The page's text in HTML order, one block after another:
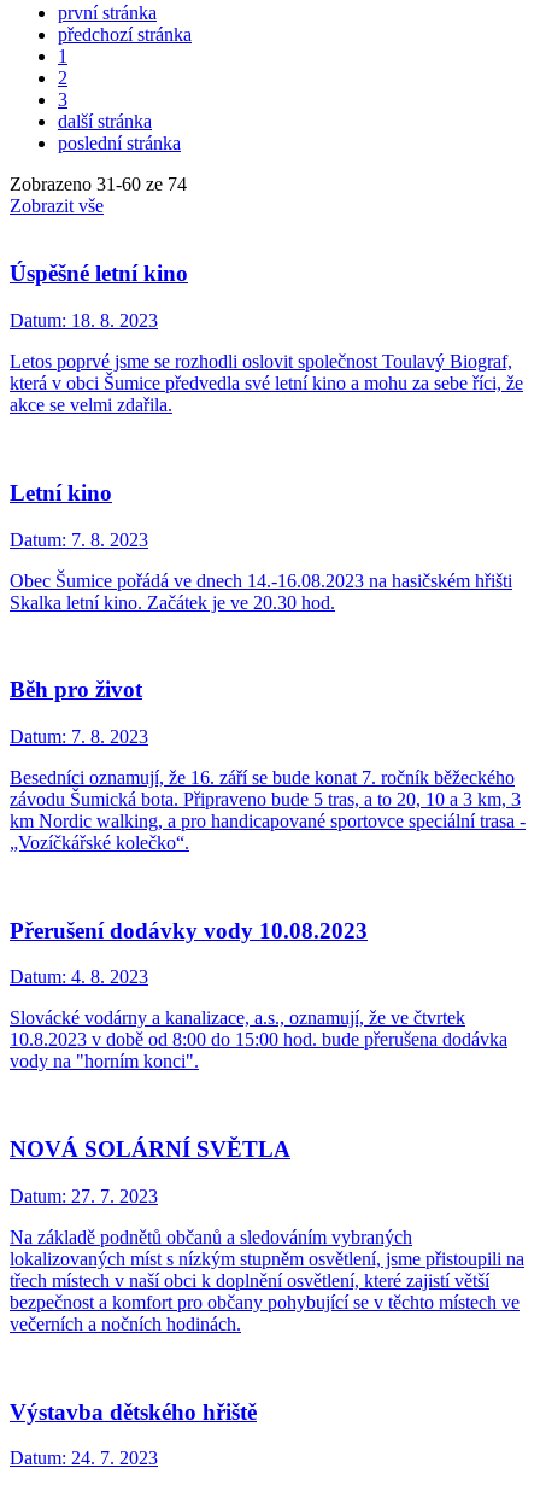
první stránka
předchozí stránka
1
2
3
další stránka
poslední stránka
Zobrazeno 31-60 ze 74
Zobrazit vše
Úspěšné letní kino
Datum: 18. 8. 2023
Letos poprvé jsme se rozhodli oslovit společnost Toulavý Biograf,
která v obci Šumice předvedla své letní kino a mohu za sebe říci, že
akce se velmi zdařila.
Letní kino
Datum: 7. 8. 2023
Obec Šumice pořádá ve dnech 14.-16.08.2023 na hasičském hřišti
Skalka letní kino. Začátek je ve 20.30 hod.
Běh pro život
Datum: 7. 8. 2023
Besedníci oznamují, že 16. září se bude konat 7. ročník běžeckého
závodu Šumická bota. Připraveno bude 5 tras, a to 20, 10 a 3 km, 3
km Nordic walking, a pro handicapované sportovce speciální trasa -
„Vozíčkářské kolečko“.
Přerušení dodávky vody 10.08.2023
Datum: 4. 8. 2023
Slovácké vodárny a kanalizace, a.s., oznamují, že ve čtvrtek
10.8.2023 v době od 8:00 do 15:00 hod. bude přerušena dodávka
vody na "horním konci".
NOVÁ SOLÁRNÍ SVĚTLA
Datum: 27. 7. 2023
Na základě podnětů občanů a sledováním vybraných
lokalizovaných míst s nízkým stupněm osvětlení, jsme přistoupili na
třech místech v naší obci k doplnění osvětlení, které zajistí větší
bezpečnost a komfort pro občany pohybující se v těchto místech ve
večerních a nočních hodinách.
Výstavba dětského hřiště
Datum: 24. 7. 2023